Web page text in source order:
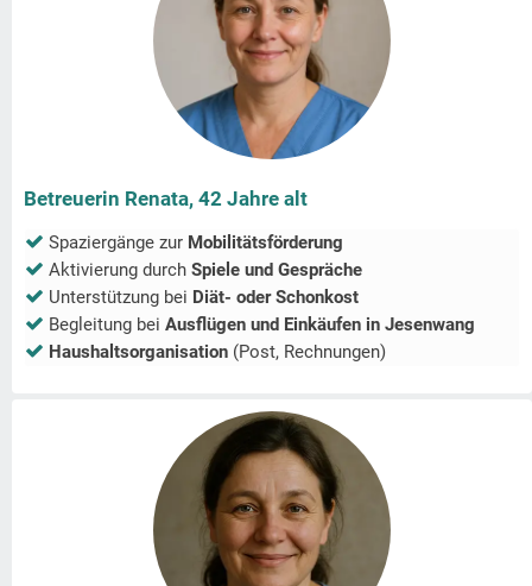
Betreuerin Renata, 42 Jahre alt
Spaziergänge zur Mobilitätsförderung
Aktivierung durch Spiele und Gespräche
Unterstützung bei Diät- oder Schonkost
Begleitung bei Ausflügen und Einkäufen in Jesenwang
Haushaltsorganisation (Post, Rechnungen)